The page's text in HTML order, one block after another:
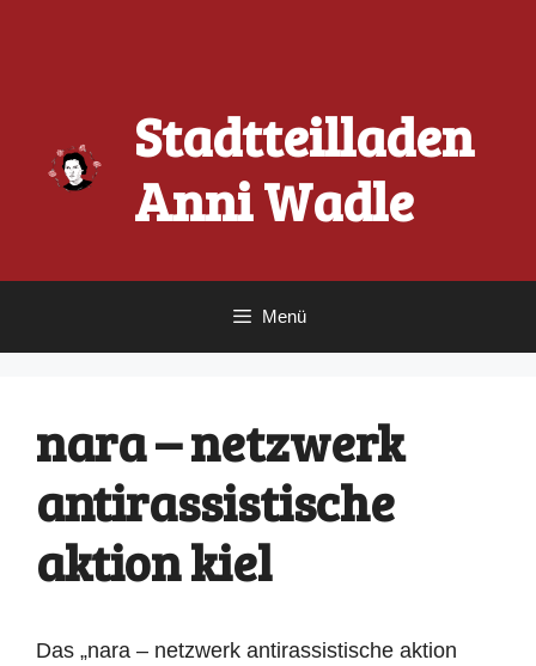
Stadtteilladen
Anni Wadle
Menü
nara – netzwerk
antirassistische
aktion kiel
Das „nara – netzwerk antirassistische aktion